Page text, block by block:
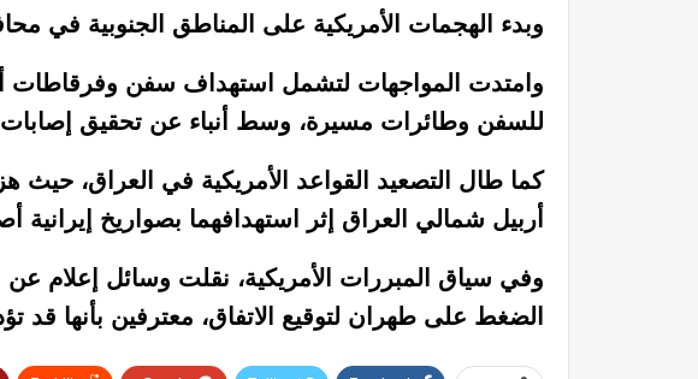
وبدء الهجمات الأمريكية على المناطق الجنوبية في
وامتدت المواجهات لتشمل استهداف سفن وفرقاطات
للسفن وطائرات مسيرة، وسط أنباء عن تحقيق إصابات
كما طال التصعيد القواعد الأمريكية في العراق،
أربيل شمالي العراق إثر استهدافهما بصواريخ إيرانية
وفي سياق المبررات الأمريكية، نقلت وسائل إعلام
الضغط على طهران لتوقيع الاتفاق، معترفين بأنها